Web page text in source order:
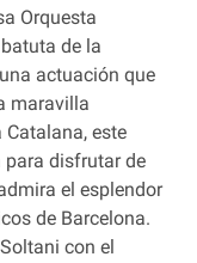
Orquesta
de la
actuación que
maravilla
este
para disfrutar de
el esplendor
de Barcelona.
con el